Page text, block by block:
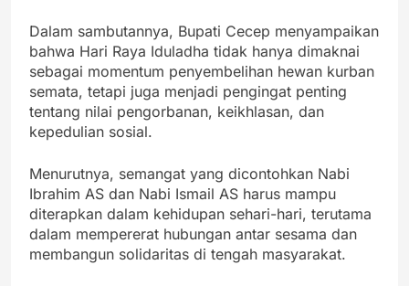
Dalam sambutannya, Bupati Cecep menyampaikan
bahwa Hari Raya Iduladha tidak hanya dimaknai
sebagai momentum penyembelihan hewan kurban
semata, tetapi juga menjadi pengingat penting
tentang nilai pengorbanan, keikhlasan, dan
kepedulian sosial.
Menurutnya, semangat yang dicontohkan Nabi
Ibrahim AS dan Nabi Ismail AS harus mampu
diterapkan dalam kehidupan sehari-hari, terutama
dalam mempererat hubungan antar sesama dan
membangun solidaritas di tengah masyarakat.